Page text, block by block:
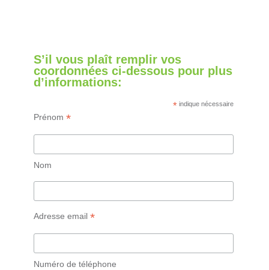
S’il vous plaît remplir vos
coordonnées ci-dessous pour plus
d’informations:
* indique nécessaire
Prénom *
Nom
Adresse email *
Numéro de téléphone